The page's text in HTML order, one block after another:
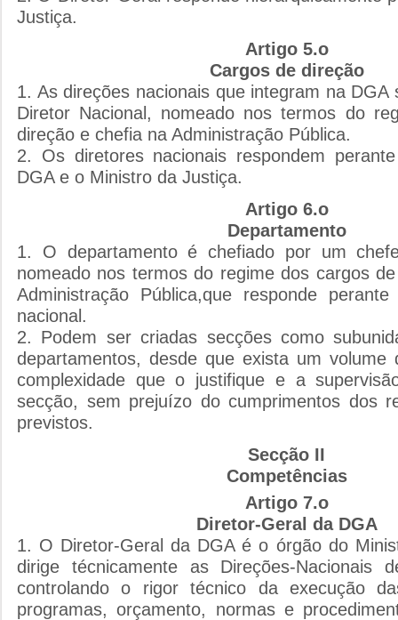
Justiça.
Artigo 5.o
Cargos de direção
1. As direções nacionais que integram na DGA
Diretor Nacional, nomeado nos termos do
direção e chefia na Administração Pública.
2. Os diretores nacionais respondem
DGA e o Ministro da Justiça.
Artigo 6.o
Departamento
1. O departamento é chefiado por um
nomeado nos termos do regime dos cargos
Administração Pública,que responde
nacional.
2. Podem ser criadas secções como
departamentos, desde que exista um volume
complexidade que o justifique e a
secção, sem prejuízo do cumprimentos dos
previstos.
Secção II
Competências
Artigo 7.o
Diretor-Geral da DGA
1. O Diretor-Geral da DGA é o órgão do
dirige técnicamente as Direções-Nacionais
controlando o rigor técnico da execução
programas, orçamento, normas e